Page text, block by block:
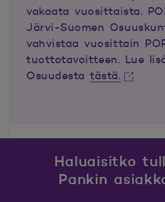
vakaata vuosittaista.
Järvi-Suomen
vahvistaa vuosittain
tuottotavoitteen. Lue
Osuudestatästä.
Haluaisitko
Pankin